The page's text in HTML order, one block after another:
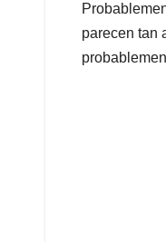
parecen tan